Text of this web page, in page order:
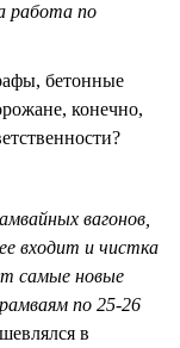
работа по
бетонные
конечно,
вагонов,
входит и чистка
самые новые
по 25-26
в